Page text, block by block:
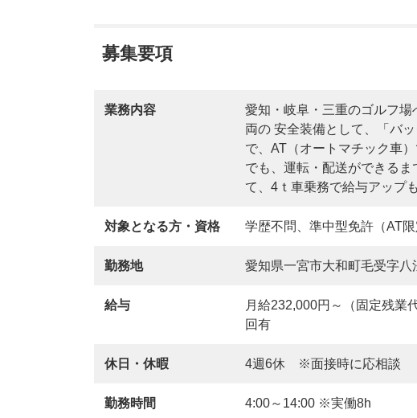
募集要項
業務内容
愛知・岐阜・三重のゴルフ
両の 安全装備として、「バ
で、AT（オートマチック車
でも、運転・配送ができる
て、4ｔ車乗務で給与アップ
対象となる方・資格 学歴不問、準中型免許（AT
勤務地 愛知県一宮市大和町毛受字八
給与
月給232,000円～（固定残
回有
休日・休暇 4週6休 ※面接時に応相談
勤務時間 4:00～14:00 ※実働8h